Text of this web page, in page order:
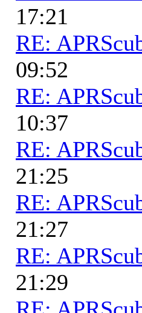
17:21
RE:
09:52
RE:
10:37
RE:
21:25
RE:
21:27
RE:
21:29